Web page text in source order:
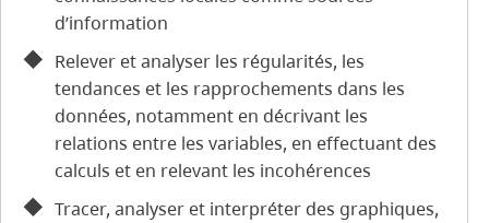
d’information
Relever et analyser les régularités, les
tendances et les rapprochements dans les
données, notamment en décrivant les
relations entre les variables, en effectuant des
calculs et en relevant les incohérences
Tracer, analyser et interpréter des graphiques,